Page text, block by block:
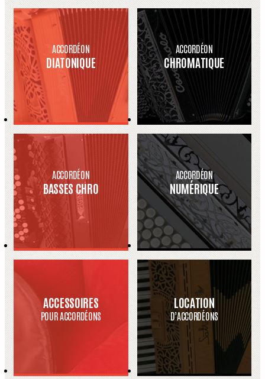
ACCORDÉON
DIATONIQUE
ACCORDÉON
CHROMATIQUE
ACCORDÉON
BASSES CHRO
ACCORDÉON
NUMÉRIQUE
ACCESSOIRES
POUR ACCORDÉONS
LOCATION
D’ACCORDÉONS